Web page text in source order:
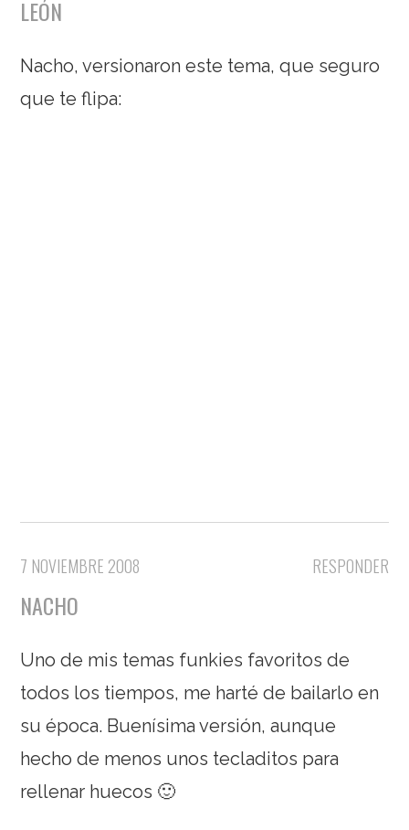
LEÓN
Nacho, versionaron este tema, que seguro
que te flipa:
RESPONDER
7 NOVIEMBRE 2008
NACHO
Uno de mis temas funkies favoritos de
todos los tiempos, me harté de bailarlo en
su época. Buenísima versión, aunque
hecho de menos unos tecladitos para
rellenar huecos 🙂